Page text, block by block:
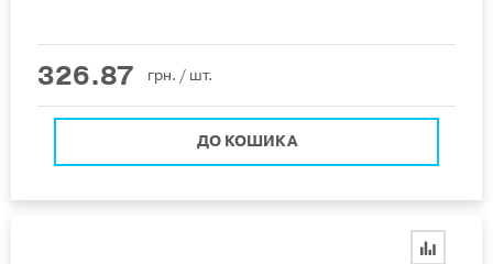
326.87 грн. / шт.
ДО КОШИКА